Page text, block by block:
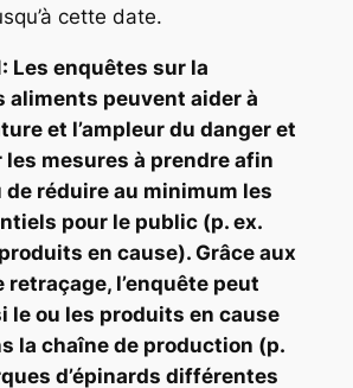
cette date.
Les enquêtes sur la
aliments peuvent aider à
et l’ampleur du danger et
mesures à prendre afin
de réduire au minimum les
pour le public (p. ex.
en cause). Grâce aux
retraçage, l’enquête peut
le ou les produits en cause
la chaîne de production (p.
d’épinards différentes